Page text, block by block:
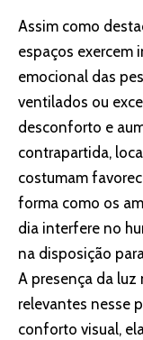
Assim como
espaços exercem
emocional das
ventilados ou
desconforto e
contrapartida,
costumam
forma como os
dia interfere no
na disposição
A presença da
relevantes nesse
conforto visual,